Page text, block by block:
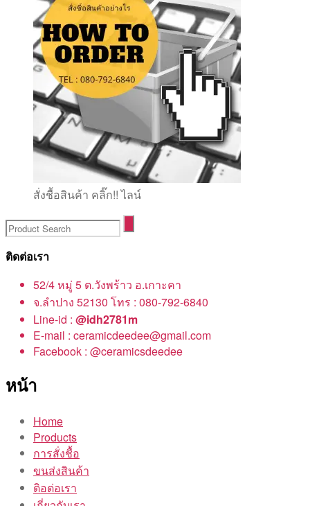
สั่งชื้อสินค้า คลิ๊ก!! ไลน์
ติดต่อเรา
52/4 หมู่ 5 ต.วังพร้าว อ.เกาะคา
จ.ลำปาง 52130 โทร : 080-792-6840
Line-id : @idh2781m
E-mail : ceramicdeedee@gmail.com
Facebook : @ceramicsdeedee
หน้า
Home
Products
การสั่งชื้อ
ขนส่งสินค้า
ติอต่อเรา